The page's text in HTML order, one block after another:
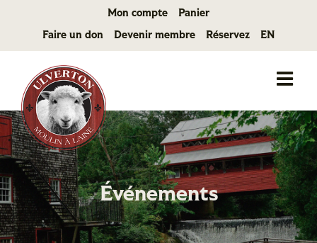
Mon compte Panier
Faire un don Devenir membre Réservez EN
Événements